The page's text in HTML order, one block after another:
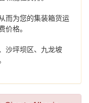
而为您的集装箱货运
价格。
沙坪坝区、九龙坡